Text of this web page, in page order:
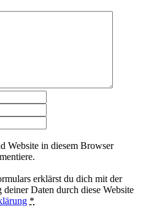
Website in diesem Browser
erklärst du dich mit der
Daten durch diese Website
*